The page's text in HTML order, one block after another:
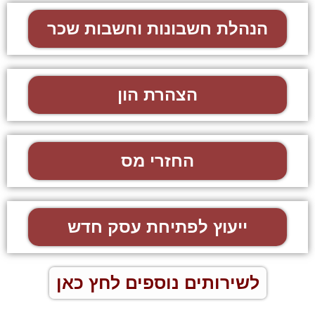
הנהלת חשבונות וחשבות שכר
הצהרת הון
החזרי מס
ייעוץ לפתיחת עסק חדש
לשירותים נוספים לחץ כאן